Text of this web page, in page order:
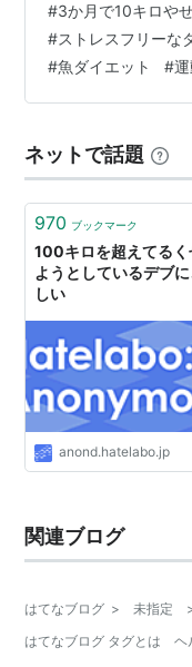
は3か月弱ですね 運
んの量をダイエット
た量でおなか一杯ら
なったみたいです
食べてますけどね
#3か月で10キロや
#ストレスフリーな
#魚ダイエット #
ネットで話題
970 ブックマーク
100キロを超えてる
ようとしているデブ
しい
anond.hatelabo.jp
関連ブログ
はてなブログ > 未指定
はてなブログ タグとは
ヘ